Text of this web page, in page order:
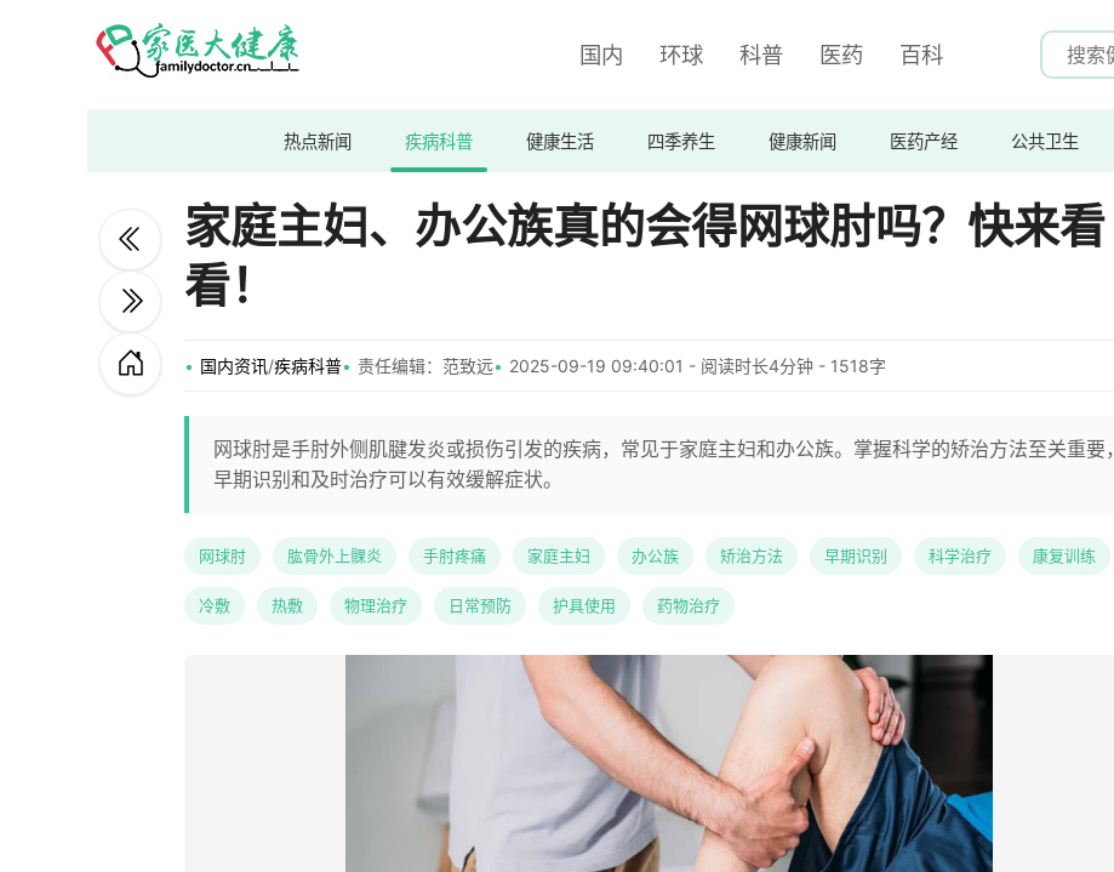
国内 环球 科普 医药 百科
热点新闻 疾病科普 健康生活 四季养生 健康新闻 医药产经 公共卫生
家庭主妇、办公族真的会得网球肘吗？快来看
看！
国内资讯/疾病科普 责任编辑：范致远 2025-09-19 09:40:01 - 阅读时长4分钟 - 1518字
网球肘是手肘外侧肌腱发炎或损伤引发的疾病，常见于家庭主妇和办公族。掌握科学的矫治方法至关重要，
早期识别和及时治疗可以有效缓解症状。
网球肘 肱骨外上髁炎 手肘疼痛 家庭主妇 办公族 矫治方法 早期识别 科学治疗 康复训练
冷敷 热敷 物理治疗 日常预防 护具使用 药物治疗